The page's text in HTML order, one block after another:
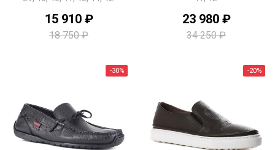
PREMIUM
15 910 ₽
18 750 ₽
23 980 ₽
34 250 ₽